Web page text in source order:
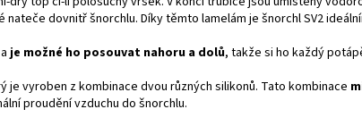
dovnitř šnorchlu. Díky těmto lamelám je šnorchl SV2
aje možné ho posouvat nahoru a dolů, takže si ho každý
je vyroben z kombinace dvou různých silikonů. Tato kombinace
proudění vzduchu do šnorchlu.